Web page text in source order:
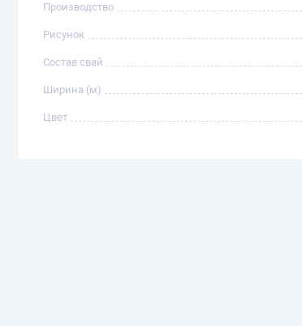
Производство
Рисунок
Состав свай
Ширина (м)
Цвет